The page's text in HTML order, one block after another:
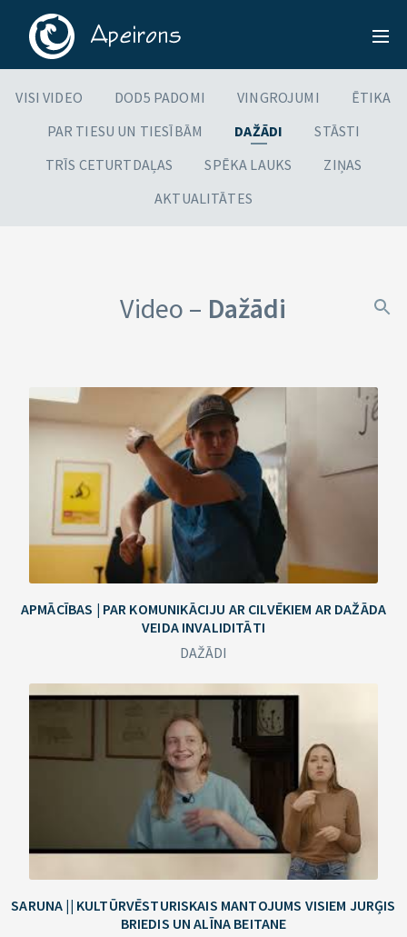
VISI VIDEO DOD5 PADOMI VINGROJUMI
ĒTIKA
PAR TIESU UN TIESĪBĀM
DAŽĀDI
STĀSTI
TRĪS CETURTDAĻAS
SPĒKA LAUKS
ZIŅAS
AKTUALITĀTES
Video – Dažādi
APMĀCĪBAS | PAR KOMUNIKĀCIJU AR CILVĒKIEM AR DAŽĀDA
VEIDA INVALIDITĀTI
DAŽĀDI
SARUNA || KULTŪRVĒSTURISKAIS MANTOJUMS VISIEM JURĢIS
BRIEDIS UN ALĪNA BEITANE